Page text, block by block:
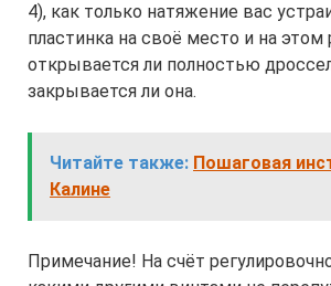
4), как только натяжение вас
пластинка на своё место и на этом
открывается ли полностью
закрывается ли она.
Читайте также: Пошаговая
Калине
Примечание! На счёт